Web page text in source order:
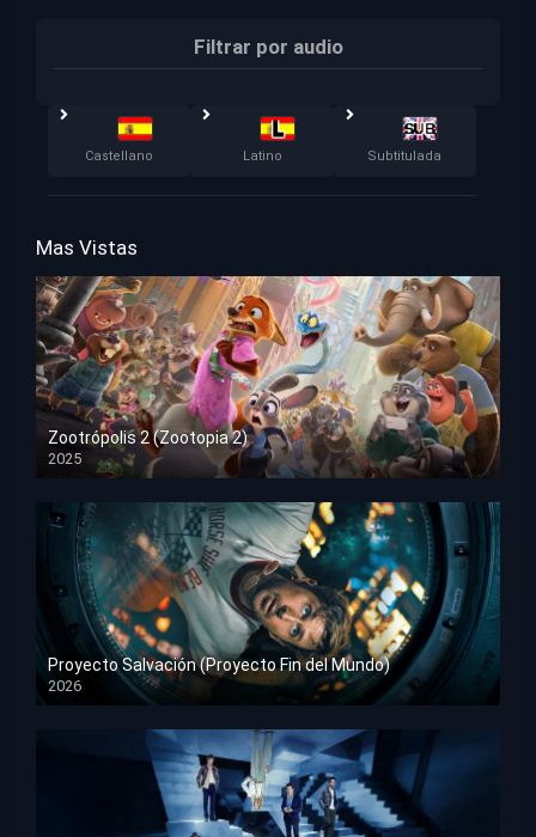
Filtrar por audio
Castellano Latino Subtitulada
Mas Vistas
Zootrópolis 2 (Zootopia 2)
2025
HD 1080p
Proyecto Salvación (Proyecto Fin del Mundo)
2026
HD 1080p